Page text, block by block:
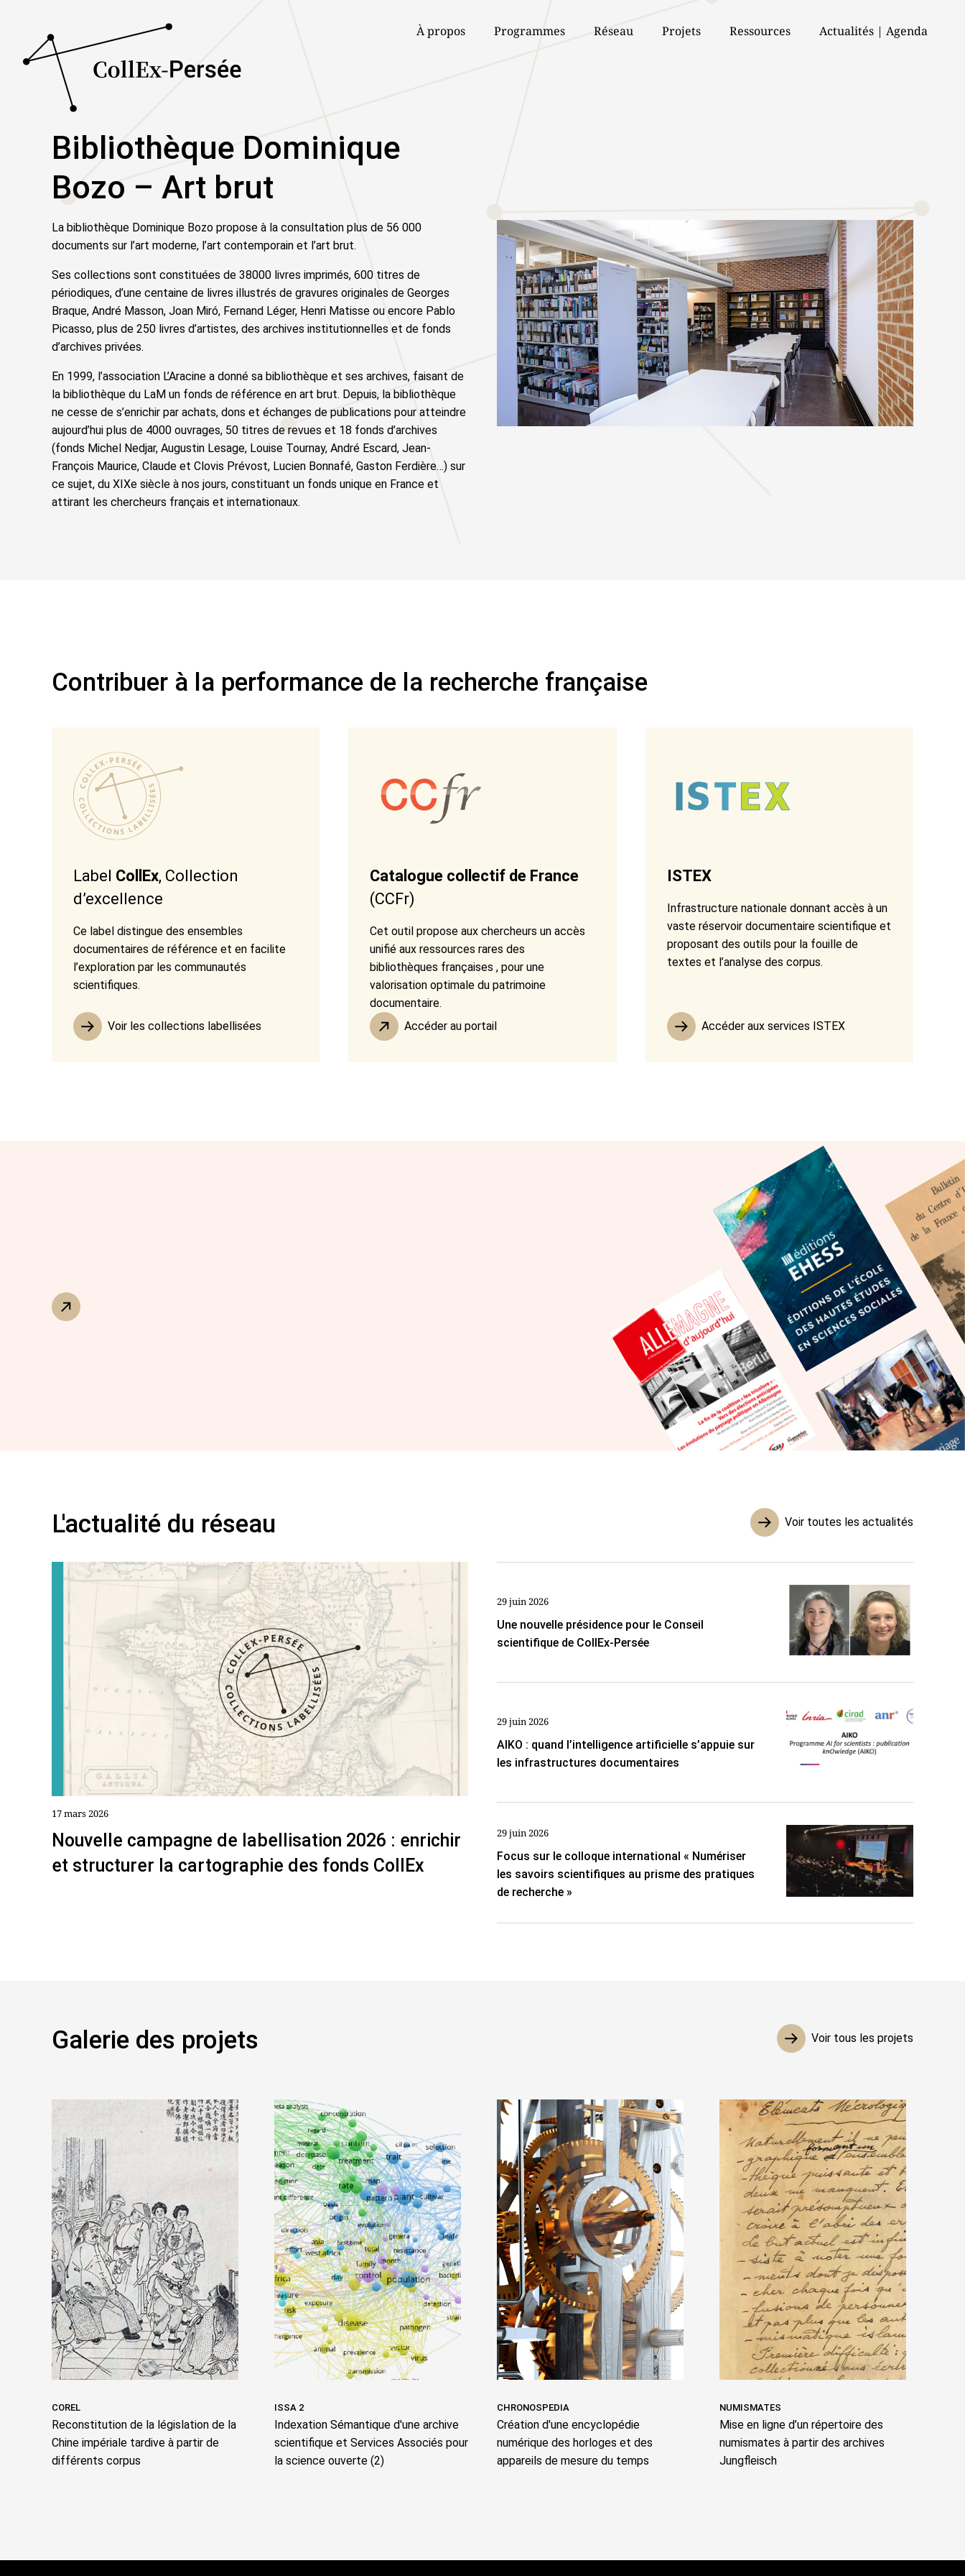
À propos Programmes Réseau Projets Ressources Actualités | Agenda
Bibliothèque Dominique
Bozo – Art brut
La bibliothèque Dominique Bozo propose à la consultation plus de 56 000
documents sur l’art moderne, l’art contemporain et l’art brut.
Ses collections sont constituées de 38000 livres imprimés, 600 titres de
périodiques, d’une centaine de livres illustrés de gravures originales de Georges
Braque, André Masson, Joan Miró, Fernand Léger, Henri Matisse ou encore Pablo
Picasso, plus de 250 livres d’artistes, des archives institutionnelles et de fonds
d’archives privées.
En 1999, l’association L’Aracine a donné sa bibliothèque et ses archives, faisant de
la bibliothèque du LaM un fonds de référence en art brut. Depuis, la bibliothèque
ne cesse de s’enrichir par achats, dons et échanges de publications pour atteindre
aujourd’hui plus de 4000 ouvrages, 50 titres de revues et 18 fonds d’archives
(fonds Michel Nedjar, Augustin Lesage, Louise Tournay, André Escard, Jean-
François Maurice, Claude et Clovis Prévost, Lucien Bonnafé, Gaston Ferdière…) sur
ce sujet, du XIXe siècle à nos jours, constituant un fonds unique en France et
attirant les chercheurs français et internationaux.
Contribuer à la performance de la recherche française
Label CollEx, Collection
d’excellence
Ce label distingue des ensembles
documentaires de référence et en facilite
l’exploration par les communautés
scientifiques.
Voir les collections labellisées
Catalogue collectif de France
(CCFr)
Cet outil propose aux chercheurs un accès
unifié aux ressources rares des
bibliothèques françaises , pour une
valorisation optimale du patrimoine
documentaire.
Accéder au portail
ISTEX
Infrastructure nationale donnant accès à un
vaste réservoir documentaire scientifique et
proposant des outils pour la fouille de
textes et l’analyse des corpus.
Accéder aux services ISTEX
L'actualité du réseau Voir toutes les actualités
17 mars 2026
Nouvelle campagne de labellisation 2026 : enrichir
et structurer la cartographie des fonds CollEx
29 juin 2026
Une nouvelle présidence pour le Conseil
scientifique de CollEx-Persée
29 juin 2026
AIKO : quand l’intelligence artificielle s’appuie sur
les infrastructures documentaires
29 juin 2026
Focus sur le colloque international « Numériser
les savoirs scientifiques au prisme des pratiques
de recherche »
Galerie des projets Voir tous les projets
COREL
Reconstitution de la législation de la
Chine impériale tardive à partir de
différents corpus
ISSA 2
Indexation Sémantique d'une archive
scientifique et Services Associés pour
la science ouverte (2)
CHRONOSPEDIA
Création d'une encyclopédie
numérique des horloges et des
appareils de mesure du temps
NUMISMATES
Mise en ligne d’un répertoire des
numismates à partir des archives
Jungfleisch